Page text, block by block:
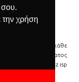
σου.
την χρήση
Με την επιφύλαξη κάθε
νόμιμου δικαιώματος
manbiz isp